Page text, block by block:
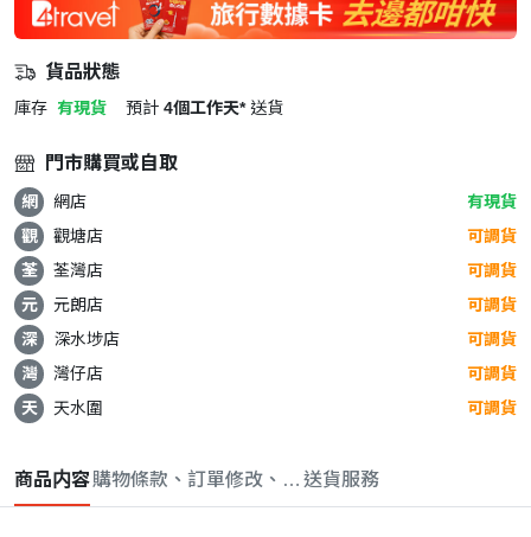
貨品狀態
庫存 有現貨 預計 4個工作天* 送貨
門市購買或自取
網 網店
有現貨
觀
觀塘店
可調貨
荃
荃灣店
可調貨
元
元朗店
可調貨
深
深水埗店
可調貨
灣
灣仔店
可調貨
天
天水圍 可調貨
商品内容購物條款、訂單修改、取消與退款政策
送貨服務